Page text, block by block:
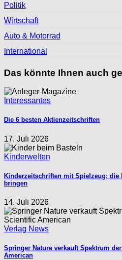
Politik
Wirtschaft
Auto & Motorrad
International
Das könnte Ihnen auch
Interessantes
Die 6 besten Aktienzeitschriften
17. Juli 2026
Kinderwelten
Kinderzeitschriften mit Spielzeug:
bringen
14. Juli 2026
Verlag News
Springer Nature verkauft Spektrum
American